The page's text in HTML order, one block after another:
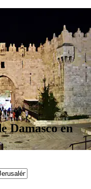
Damasco en